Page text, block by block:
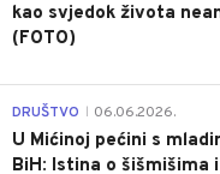
kao svjedok života
(FOTO)
DRUŠTVO 06.06.2026.
U Mićinoj pećini s
BiH: Istina o šišmišima